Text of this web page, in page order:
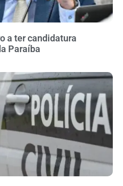
a ter candidatura
Paraíba